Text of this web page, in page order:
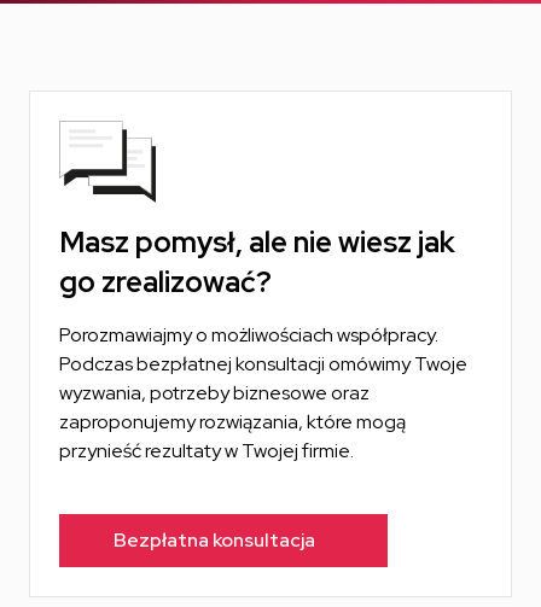
Masz pomysł, ale nie wiesz jak
go zrealizować?
Porozmawiajmy o możliwościach współpracy.
Podczas bezpłatnej konsultacji omówimy Twoje
wyzwania, potrzeby biznesowe oraz
zaproponujemy rozwiązania, które mogą
przynieść rezultaty w Twojej firmie.
Bezpłatna konsultacja